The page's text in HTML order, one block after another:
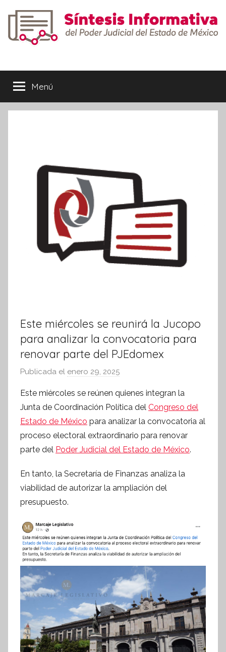
contenido
Menú
Este miércoles se reunirá la Jucopo
para analizar la convocatoria para
renovar parte del PJEdomex
Publicada el enero 29, 2025
r
S
í
n
t
s
i
f
o
r
m
a
t
i
v
a
Este miércoles se reúnen quienes integran la
Junta de Coordinación Política del Congreso del
Estado de México para analizar la convocatoria al
proceso electoral extraordinario para renovar
parte del Poder Judicial del Estado de México.
En tanto, la Secretaría de Finanzas analiza la
viabilidad de autorizar la ampliación del
presupuesto.